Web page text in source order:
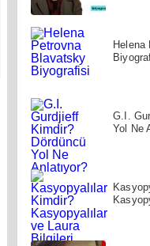
Helena
G.I.
Yol Ne